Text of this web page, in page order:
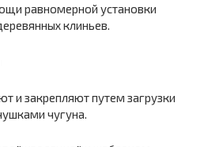
равномерной установки
клиньев.
и закрепляют путем загрузки
чугуна.